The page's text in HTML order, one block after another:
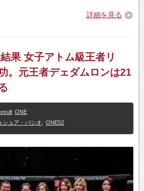
詳細を見る
果 女子アトム級王者リ
。元王者デェダムロンは21
ONE
シュア・パシオ ONE52